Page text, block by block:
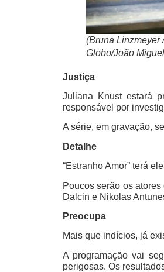
(Bruna Linzmeyer
Globo/João
Justiça
Juliana Knust estará
responsável por
A série, em gravação,
Detalhe
“Estranho Amor” terá
Poucos serão os
Dalcin e Nikolas
Preocupa
Mais que indícios, já
A programação vai
perigosas. Os